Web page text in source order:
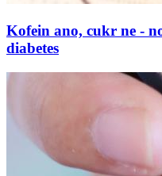
Kofein ano, cukr ne -
diabetes